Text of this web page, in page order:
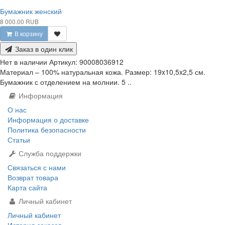
Бумажник женский
8 000.00 RUB
В корзину
Заказ в один клик
Нет в наличии Артикул: 90008036912
Материал – 100% натуральная кожа. Размер: 19x10,5x2,5 см.
Бумажник с отделением на молнии. 5 ..
Информация
О нас
Информация о доставке
Политика безопасности
Статьи
Служба поддержки
Связаться с нами
Возврат товара
Карта сайта
Личный кабинет
Личный кабинет